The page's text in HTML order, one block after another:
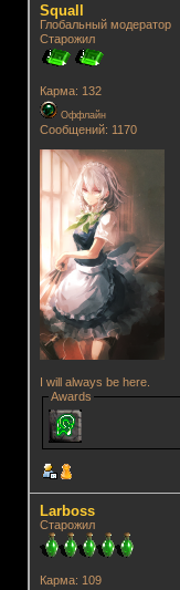
Squall
Глобальный модератор
Старожил
Карма: 132
Оффлайн
Сообщений: 1170
I will always be here.
Awards
Lаrboss
Старожил
Карма: 109